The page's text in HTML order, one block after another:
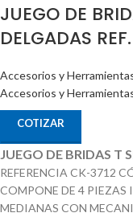
JUEGO DE
DELGADAS
Accesorios y
Accesorios y
COTIZAR
JUEGO DE BRIDAS T
REFERENCIA CK-3712
COMPONE DE 4 PIEZAS
MEDIANAS CON